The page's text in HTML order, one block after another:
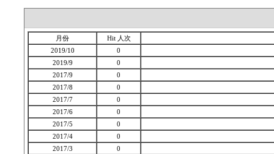
月份
Hit 人次
2019/10
0
2019/9
0
2017/9
0
2017/8
0
2017/7
0
2017/6
0
2017/5
0
2017/4
0
2017/3
0